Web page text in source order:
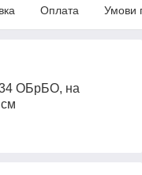
Оплата Умови
ОБрБО, на